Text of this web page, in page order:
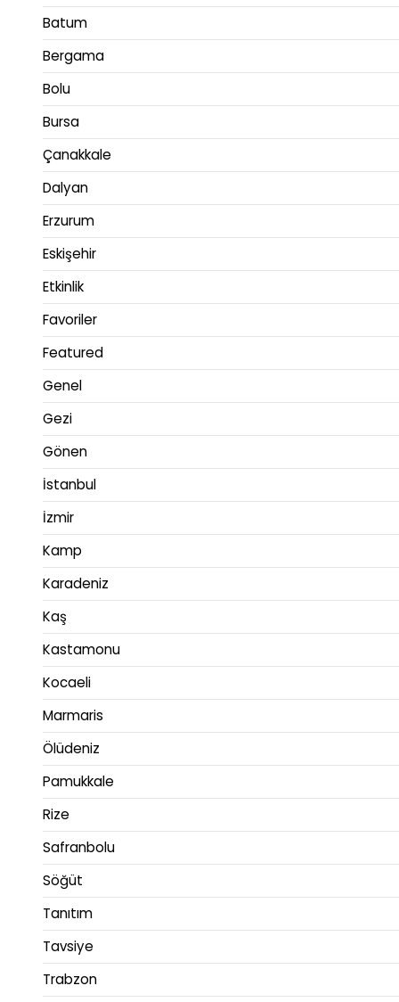
Batum
Bergama
Bolu
Bursa
Çanakkale
Dalyan
Erzurum
Eskişehir
Etkinlik
Favoriler
Featured
Genel
Gezi
Gönen
İstanbul
İzmir
Kamp
Karadeniz
Kaş
Kastamonu
Kocaeli
Marmaris
Ölüdeniz
Pamukkale
Rize
Safranbolu
Söğüt
Tanıtım
Tavsiye
Trabzon